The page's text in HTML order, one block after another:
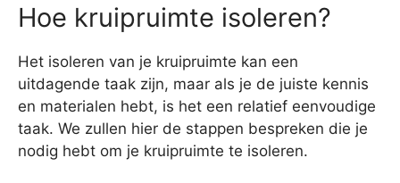
Hoe kruipruimte isoleren?
Het isoleren van je kruipruimte kan een
uitdagende taak zijn, maar als je de juiste kennis
en materialen hebt, is het een relatief eenvoudige
taak. We zullen hier de stappen bespreken die je
nodig hebt om je kruipruimte te isoleren.